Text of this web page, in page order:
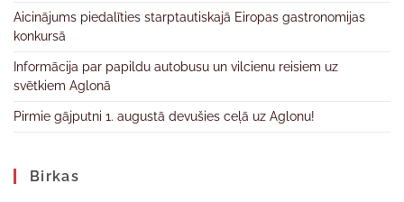
Aicinājums piedalīties starptautiskajā Eiropas gastronomijas
konkursā
Informācija par papildu autobusu un vilcienu reisiem uz
svētkiem Aglonā
Pirmie gājputni 1. augustā devušies ceļā uz Aglonu!
Birkas